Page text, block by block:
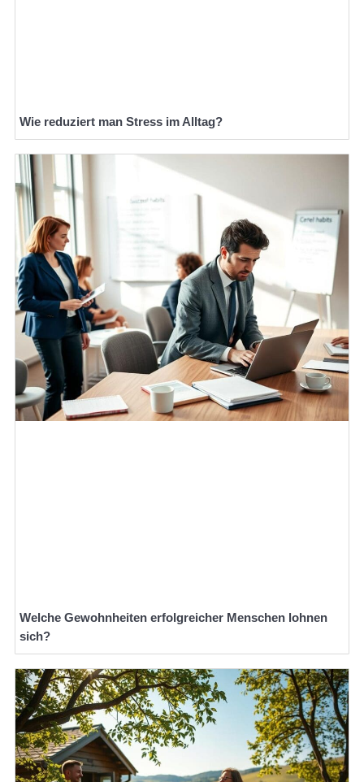
Wie reduziert man Stress im Alltag?
Welche Gewohnheiten erfolgreicher Menschen lohnen
sich?